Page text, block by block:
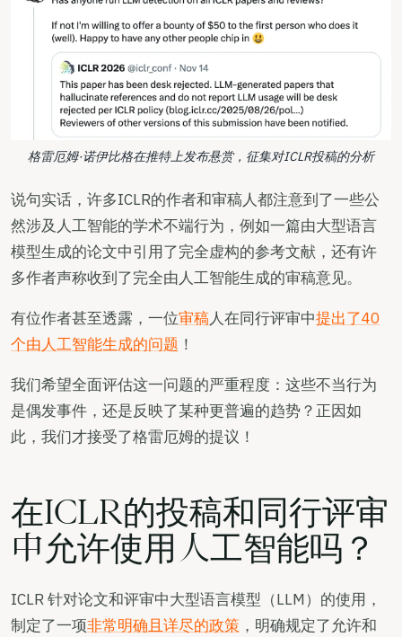
格雷厄姆·诺伊比格在推特上发布悬赏，征集对ICLR投稿的分析
说句实话，许多ICLR的作者和审稿人都注意到了一些公
然涉及人工智能的学术不端行为，例如一篇由大型语言
模型生成的论文中引用了完全虚构的参考文献，还有许
多作者声称收到了完全由人工智能生成的审稿意见。
有位作者甚至透露，一位审稿人在同行评审中提出了40
个由人工智能生成的问题 ！
我们希望全面评估这一问题的严重程度：这些不当行为
是偶发事件，还是反映了某种更普遍的趋势？正因如
此，我们才接受了格雷厄姆的提议！
在ICLR的投稿和同行评审
中允许使用人工智能吗？
ICLR 针对论文和评审中大型语言模型（LLM）的使用，
制定了一项非常明确且详尽的政策 ，明确规定了允许和